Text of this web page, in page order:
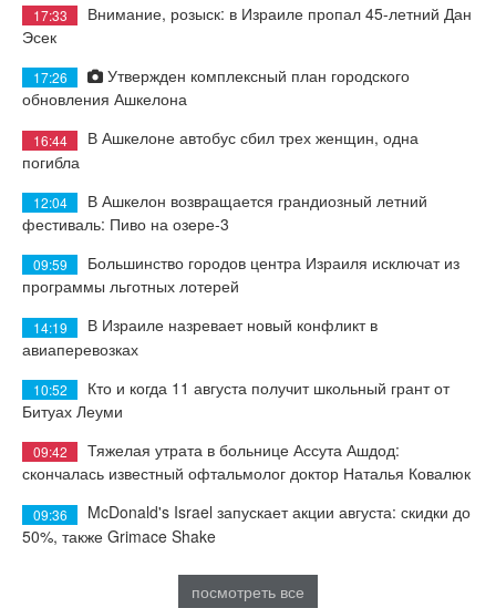
17:33
Внимание, розыск: в Израиле пропал 45-летний Дан
Эсек
17:26
Утвержден комплексный план городского
обновления Ашкелона
16:44
В Ашкелоне автобус сбил трех женщин, одна
погибла
12:04
В Ашкелон возвращается грандиозный летний
фестиваль: Пиво на озере-3
09:59
Большинство городов центра Израиля исключат из
программы льготных лотерей
14:19
В Израиле назревает новый конфликт в
авиаперевозках
10:52
Кто и когда 11 августа получит школьный грант от
Битуах Леуми
09:42
Тяжелая утрата в больнице Ассута Ашдод:
скончалась известный офтальмолог доктор Наталья Ковалюк
09:36
McDonald's Israel запускает акции августа: скидки до
50%, также Grimace Shake
посмотреть все